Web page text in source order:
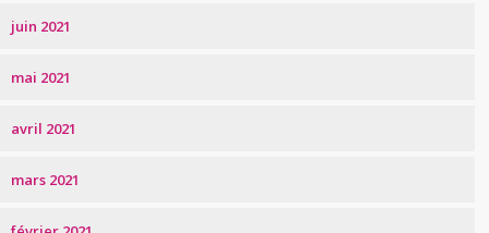
juin 2021
mai 2021
avril 2021
mars 2021